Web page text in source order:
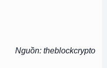
Nguồn: theblockcrypto